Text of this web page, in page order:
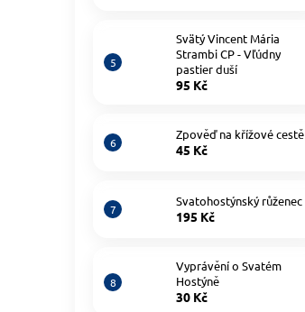
Svätý Vincent Mária
Strambi CP - Vľúdny
pastier duší
95 Kč
Zpověď na křížové cestě
45 Kč
Svatohostýnský růženec
195 Kč
Vyprávění o Svatém
Hostýně
30 Kč